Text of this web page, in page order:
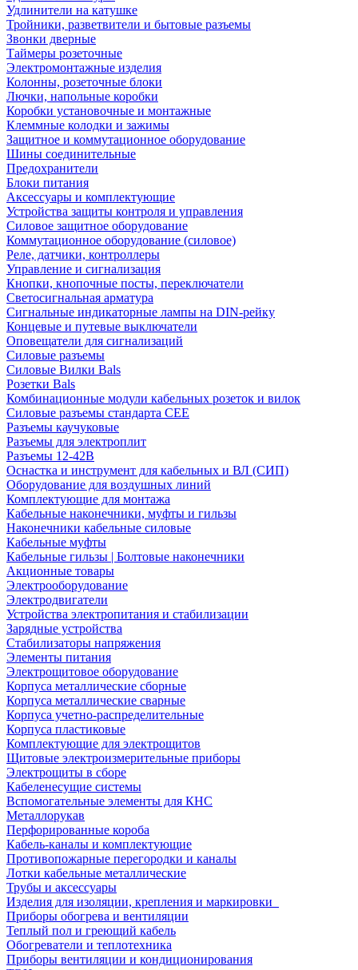
Удлинители на катушке
Тройники, разветвители и бытовые разъемы
Звонки дверные
Таймеры розеточные
Электромонтажные изделия
Колонны, розеточные блоки
Лючки, напольные коробки
Коробки установочные и монтажные
Клеммные колодки и зажимы
Защитное и коммутационное оборудование
Шины соединительные
Предохранители
Блоки питания
Аксессуары и комплектующие
Устройства защиты контроля и управления
Силовое защитное оборудование
Коммутационное оборудование (силовое)
Реле, датчики, контроллеры
Управление и сигнализация
Кнопки, кнопочные посты, переключатели
Светосигнальная арматура
Сигнальные индикаторные лампы на DIN-рейку
Концевые и путевые выключатели
Оповещатели для сигнализаций
Силовые разъемы
Силовые Вилки Bals
Розетки Bals
Комбинационные модули кабельных розеток и вилок
Силовые разъемы стандарта CEE
Разъемы каучуковые
Разъемы для электроплит
Разъемы 12-42В
Оснастка и инструмент для кабельных и ВЛ (СИП)
Оборудование для воздушных линий
Комплектующие для монтажа
Кабельные наконечники, муфты и гильзы
Наконечники кабельные силовые
Кабельные муфты
Кабельные гильзы | Болтовые наконечники
Акционные товары
Электрооборудование
Электродвигатели
Устройства электропитания и стабилизации
Зарядные устройства
Стабилизаторы напряжения
Элементы питания
Электрощитовое оборудование
Корпуса металлические сборные
Корпуса металлические сварные
Корпуса учетно-распределительные
Корпуса пластиковые
Комплектующие для электрощитов
Щитовые электроизмерительные приборы
Электрощиты в сборе
Кабеленесущие системы
Вспомогательные элементы для КНС
Металлорукав
Перфорированные короба
Кабель-каналы и комплектующие
Противопожарные перегородки и каналы
Лотки кабельные металлические
Трубы и аксессуары
Изделия для изоляции, крепления и маркировки
Приборы обогрева и вентиляции
Теплый пол и греющий кабель
Обогреватели и теплотехника
Приборы вентиляции и кондиционирования